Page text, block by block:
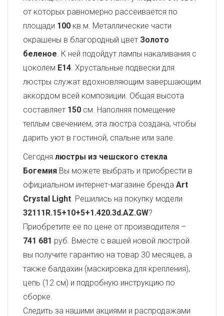
от которых равномерно рассеивается по
площади 100 кв.м. Металлические части
окрашены в благородный цвет Золото
беленое. К ней подойдут лампы накаливания с
цоколем E14. Хрустальные подвески для
люстры служат вдохновляющим завершающим
аккордом всей композиции. Общая высота
составляет 150 см. Наполняя помещение
теплым свечением, эта люстра создана, чтобы
дарить уют в гостиной, спальне или зале.
Сегодня люстры из чешского стекла
Богемия Вы можете выбрать и приобрести в
официальном интернет-магазине бренда Art
Crystal Light. Решились на покупку модели
32111R.15+10+5+1.420.3d.AZ.GW?
Приобретите ее по цене от производителя –
741 681 руб. Вместе с вашей новой люстрой
вы получите гарантию на товар 30 месяцев, а
также балдахин (маскировка для крепления),
цепь (12 см) и подробную инструкцию по
сборке.
Следить за нашими акциями и распродажами